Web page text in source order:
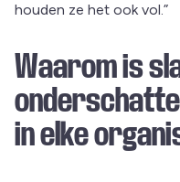
houden ze het ook vol.”
Waarom is
in elke